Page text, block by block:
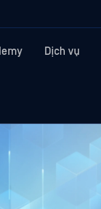
Dịch vụ